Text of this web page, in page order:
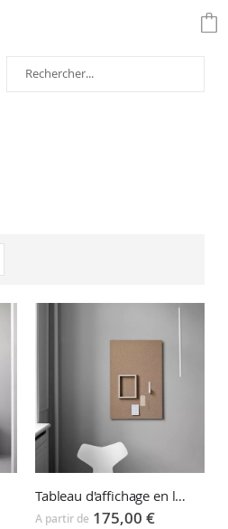
Tableau d'affichage en liège AIR CORK
A partir de 175,00 €